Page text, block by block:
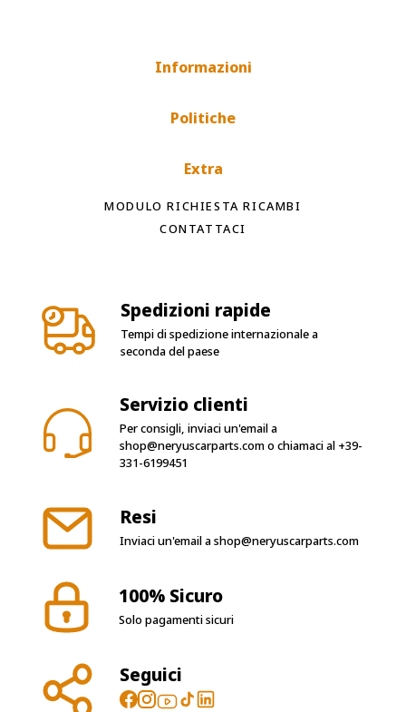
Informazioni
Politiche
Extra
MODULO RICHIESTA RICAMBI
CONTATTACI
Spedizioni rapide
Tempi di spedizione internazionale a
seconda del paese
Servizio clienti
Per consigli, inviaci un'email a
shop@neryuscarparts.como chiamaci al +39-
331-6199451
Resi
Inviaci un'email ashop@neryuscarparts.com
100% Sicuro
Solo pagamenti sicuri
Seguici